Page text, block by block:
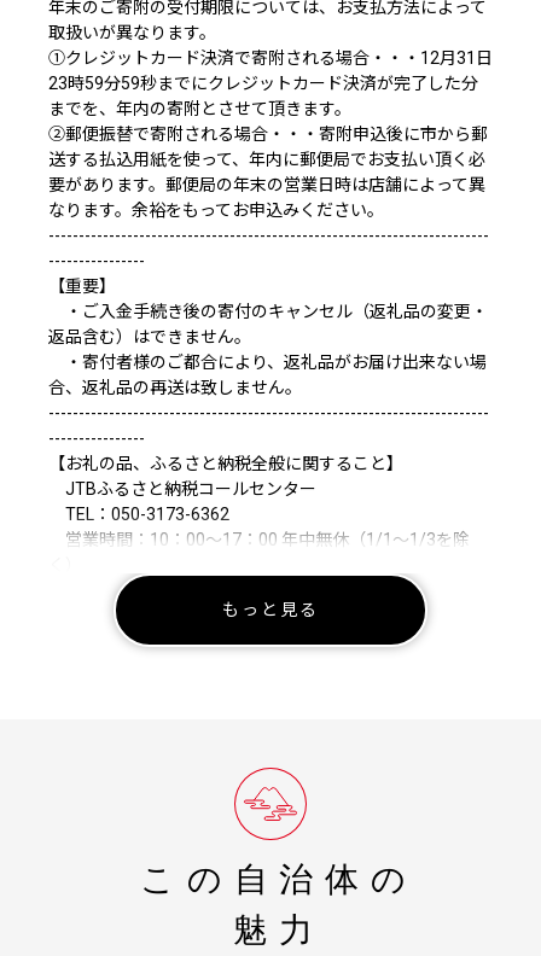
年末のご寄附の受付期限については、お支払方法によって
取扱いが異なります。
①クレジットカード決済で寄附される場合・・・12月31日
23時59分59秒までにクレジットカード決済が完了した分
までを、年内の寄附とさせて頂きます。
②郵便振替で寄附される場合・・・寄附申込後に市から郵
送する払込用紙を使って、年内に郵便局でお支払い頂く必
要があります。郵便局の年末の営業日時は店舗によって異
なります。余裕をもってお申込みください。
-------------------------------------------------------------------------
----------------
【重要】
・ご入金手続き後の寄付のキャンセル（返礼品の変更・
返品含む）はできません。
・寄付者様のご都合により、返礼品がお届け出来ない場
合、返礼品の再送は致しません。
-------------------------------------------------------------------------
----------------
【お礼の品、ふるさと納税全般に関すること】
JTBふるさと納税コールセンター
TEL：050-3173-6362
営業時間：10：00～17：00 年中無休（1/1～1/3を除
【よくあるご質問・お問い合わせ先】
お問い合わせは下記フォームまたは、コールセンターま
▼ 以下の確認事項をお読みください
1. お寄せ頂いた個人情報は、寄附申込先の自治体が寄附
金の受付及び入金に係る確認・連絡等に利用するものであ
り、それ以外の目的で使用するものではありません。
2. お礼の品の確認及び送付等を行うため「申込者情報」
及び「寄附情報」等を本事業を連携して実施する株式会社
3. 寄附金受領証明書等は「申込者情報」の氏名・住所で
もっと見る
この自治体の
魅力